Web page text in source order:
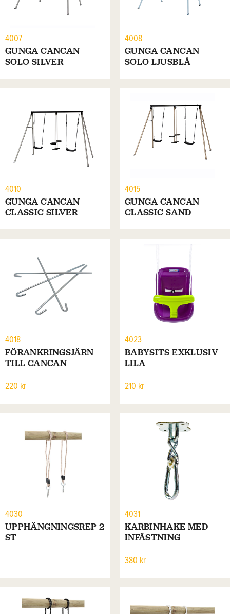
4007
GUNGA CANCAN
SOLO SILVER
4008
GUNGA CANCAN
SOLO LJUSBLÅ
4010
GUNGA CANCAN
CLASSIC SILVER
4015
GUNGA CANCAN
CLASSIC SAND
4018
FÖRANKRINGSJÄRN
TILL CANCAN
220 kr
4023
BABYSITS EXKLUSIV
LILA
210 kr
4030
UPPHÄNGNINGSREP 2
ST
4031
KARBINHAKE MED
INFÄSTNING
380 kr